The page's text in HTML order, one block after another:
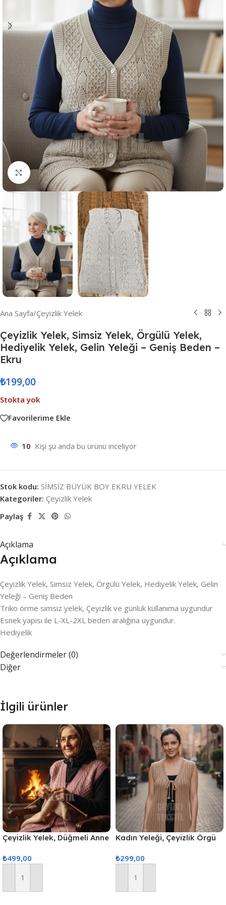
Resmi Büyüt
Ana Sayfa/Çeyizlik Yelek
Çeyizlik Yelek, Simsiz Yelek, Örgülü Yelek,
Hediyelik Yelek, Gelin Yeleği – Geniş Beden –
Ekru
₺199,00
Stokta yok
Favorilerime Ekle
10 Kişi şu anda bu ürünü inceliyor
Stok kodu: SİMSİZ BÜYÜK BOY EKRU YELEK
Kategoriler: Çeyizlik Yelek
Paylaş
Açıklama
Açıklama
Çeyizlik Yelek, Simsiz Yelek, Örgülü Yelek, Hediyelik Yelek, Gelin
Yeleği – Geniş Beden
Triko örme simsiz yelek, Çeyizlik ve günlük kullanıma uygundur
Esnek yapısı ile L-XL-2XL beden aralığına uygundur.
Hediyelik
Değerlendirmeler (0)
Diğer
İlgili ürünler
Çeyizlik Yelek, Düğmeli Anne
Yelek, Gelin Simli Cepli Yelek
₺499,00
Sepete Ekle
Kadın Yeleği, Çeyizlik Örgü
Yeleği, Nişan&Çeyiz Yelekleri
₺299,00
Sepete Ekle